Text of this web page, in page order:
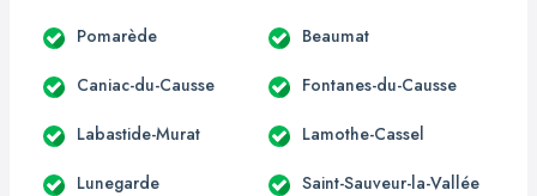
Pomarède Beaumat
Caniac-du-Causse Fontanes-du-Causse
Labastide-Murat Lamothe-Cassel
Lunegarde Saint-Sauveur-la-Vallée